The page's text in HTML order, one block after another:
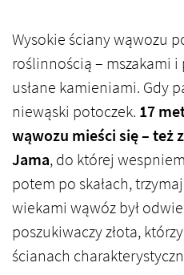
Wysokie ściany wąwozu
roślinnością – mszakami
usłane kamieniami. Gdy
niewąski potoczek. 17
wąwozu mieści się – też
Jama, do której
potem po skałach,
wiekami wąwóz był
poszukiwaczy złota,
ścianach